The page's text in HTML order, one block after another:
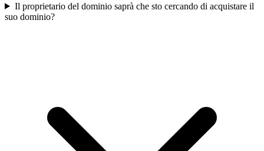
Il proprietario del dominio saprà che sto cercando di acquistare il
suo dominio?